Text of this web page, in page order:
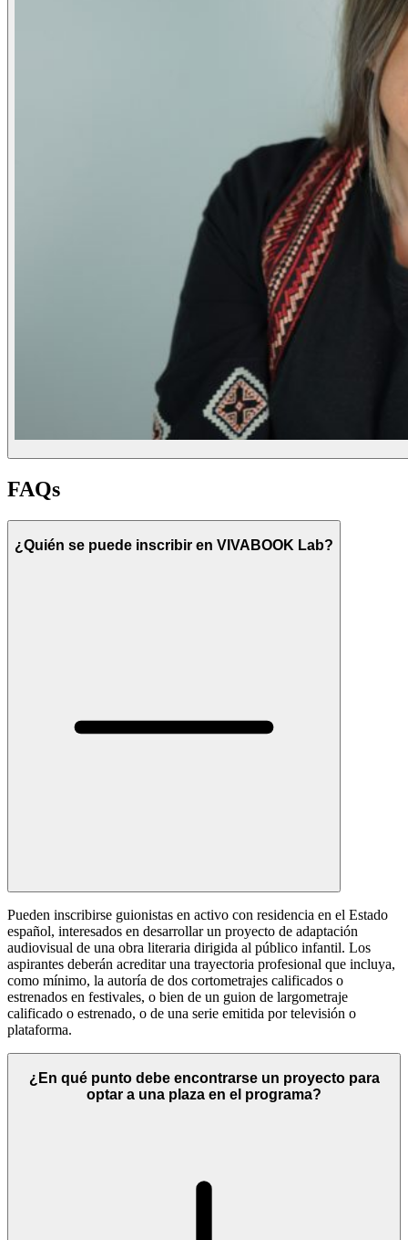
FAQs
¿Quién se puede inscribir en VIVABOOK Lab?
Pueden inscribirse guionistas en activo con residencia en el Estado
español, interesados en desarrollar un proyecto de adaptación
audiovisual de una obra literaria dirigida al público infantil. Los
aspirantes deberán acreditar una trayectoria profesional que incluya,
como mínimo, la autoría de dos cortometrajes calificados o
estrenados en festivales, o bien de un guion de largometraje
calificado o estrenado, o de una serie emitida por televisión o
plataforma.
¿En qué punto debe encontrarse un proyecto para
optar a una plaza en el programa?